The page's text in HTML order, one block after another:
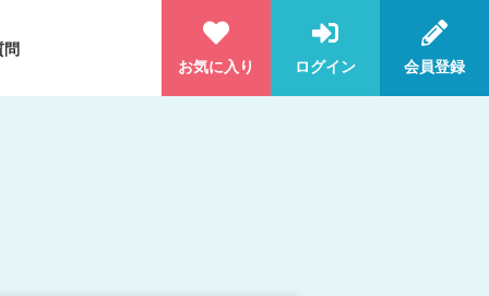
問
お気に入り
ログイン 会員登録